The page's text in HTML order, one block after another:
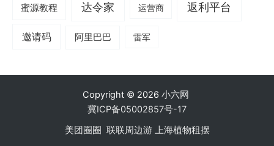
蜜源教程 达令家 运营商 返利平台
邀请码 阿里巴巴 雷军
Copyright © 2026 小六网
冀ICP备05002857号-17
美团圈圈 联联周边游 上海植物租摆